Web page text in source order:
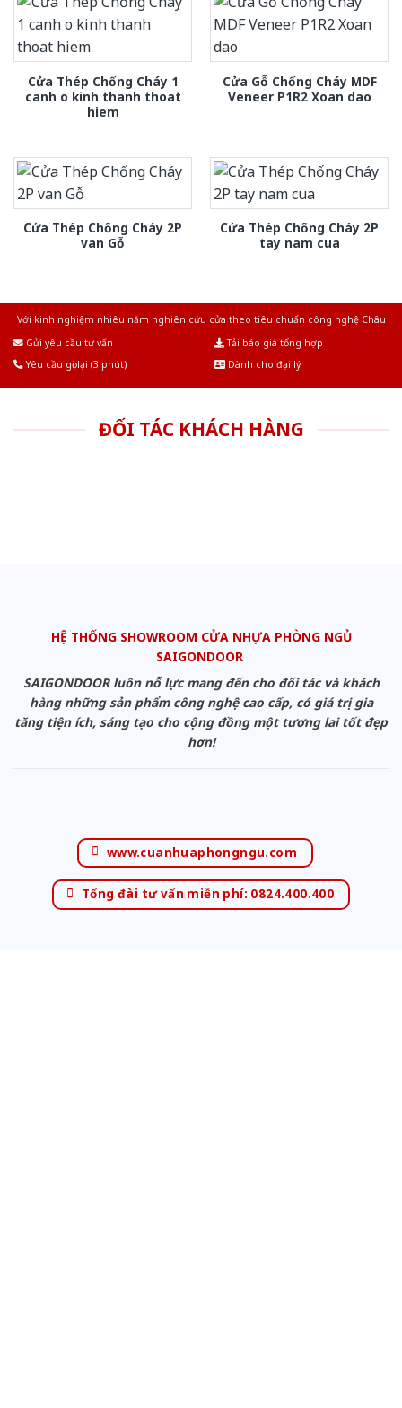
Cửa Thép Chống Cháy 1
canh o kinh thanh thoat
hiem
Cửa Gỗ Chống Cháy MDF
Veneer P1R2 Xoan dao
Cửa Thép Chống Cháy 2P
van Gỗ
Cửa Thép Chống Cháy 2P
tay nam cua
Với kinh nghiệm nhiêu năm nghiên cứu cửa theo tiêu chuẩn công nghệ Châu
Gửi yêu cầu tư vấn
Tải báo giá tổng hợp
Yêu cầu gọi lại (3 phút)
Dành cho đại lý
ĐỐI TÁC KHÁCH HÀNG
HỆ THỐNG SHOWROOM CỬA NHỰA PHÒNG NGỦ
SAIGONDOOR
SAIGONDOOR luôn nỗ lực mang đến cho đối tác và khách
hàng những sản phẩm công nghệ cao cấp, có giá trị gia
tăng tiện ích, sáng tạo cho cộng đồng một tương lai tốt đẹp
hơn!
www.cuanhuaphongngu.com
Tổng đài tư vấn miễn phí: 0824.400.400